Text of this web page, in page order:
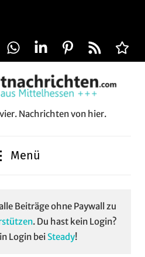
WhatsAppLinkedInPinterest
RSS-
Feed
Alle
Nachrichten von hier.
Menü
Beiträge ohne Paywall zu
. Du hast kein Login?
Login bei Steady!